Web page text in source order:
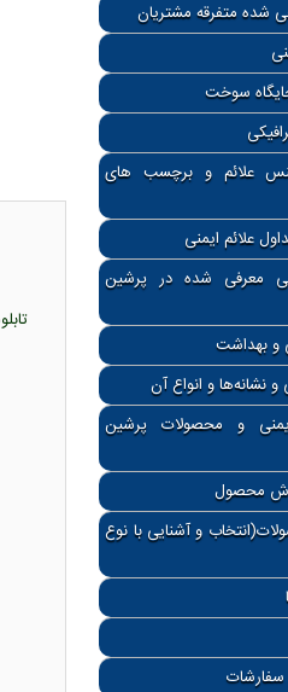
شده متفرقه مشتریان
سوخت
علائم و برچسب های
علائم ایمنی
معرفی شده در پرشین
و بهداشت
و نشانه‌ها و انواع آن
و محصولات پرشین
محصول
و آشنایی با نوع
سفارشات